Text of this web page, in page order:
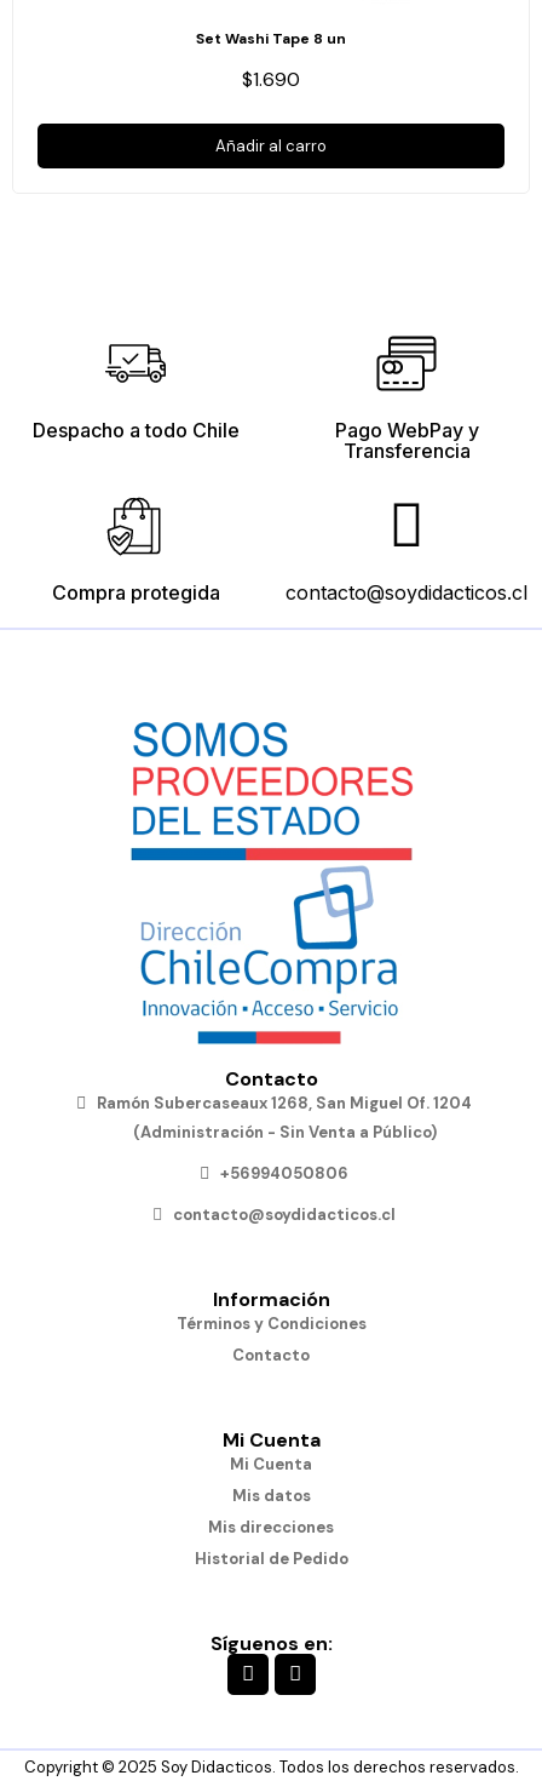
Set Washi Tape 8 un
$1.690
Añadir al carro
Despacho a todo Chile
Pago WebPay y
Transferencia
Compra protegida contacto@soydidacticos.cl
Contacto
Ramón Subercaseaux 1268, San Miguel Of. 1204
(Administración - Sin Venta a Público)
+56994050806
contacto@soydidacticos.cl
Información
Términos y Condiciones
Contacto
Mi Cuenta
Mi Cuenta
Mis datos
Mis direcciones
Historial de Pedido
Síguenos en:
Copyright © 2025 Soy Didacticos. Todos los derechos reservados.